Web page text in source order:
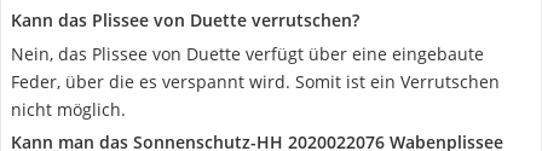
Kann das Plissee von Duette verrutschen?
Nein, das Plissee von Duette verfügt über eine eingebaute
Feder, über die es verspannt wird. Somit ist ein Verrutschen
nicht möglich.
Kann man das Sonnenschutz-HH 2020022076 Wabenplissee